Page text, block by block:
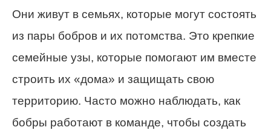
Они живут в семьях, которые могут состоять
из пары бобров и их потомства. Это крепкие
семейные узы, которые помогают им вместе
строить их «дома» и защищать свою
территорию. Часто можно наблюдать, как
бобры работают в команде, чтобы создать